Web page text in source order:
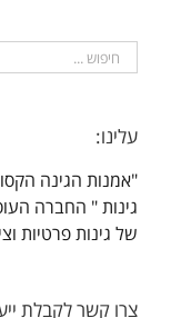
חיפוש...
עלינו:
"אמנות הגינה
גינות " החברה
של גינות פרטיות
צרו קשר לקבלת